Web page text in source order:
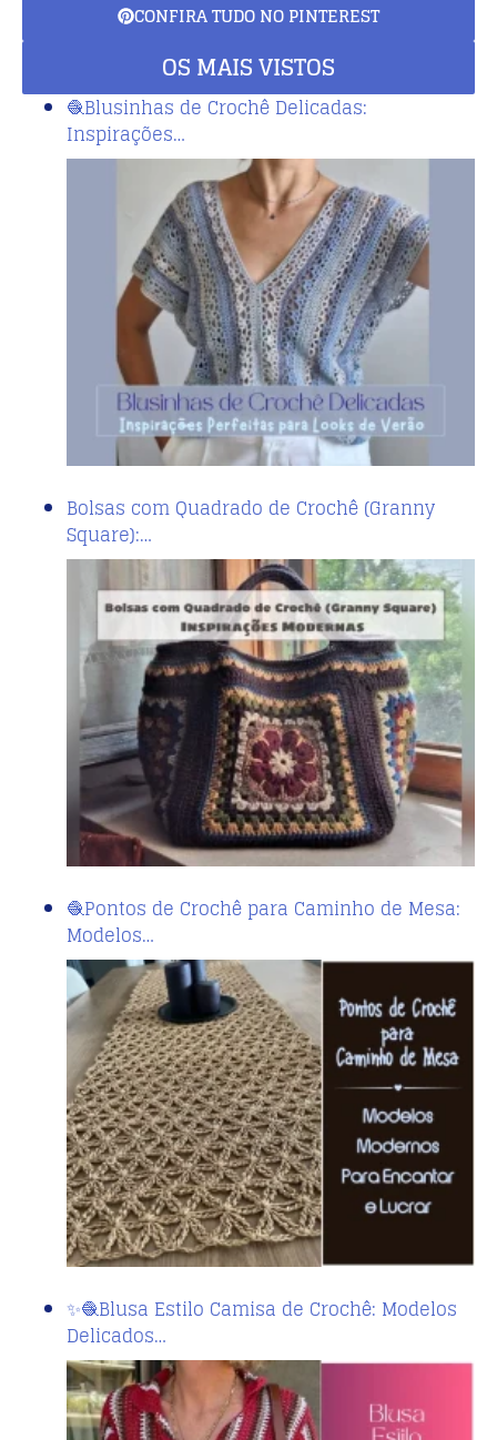
CONFIRA TUDO NO PINTEREST
OS MAIS VISTOS
🧶Blusinhas de Crochê Delicadas:
Inspirações…
Bolsas com Quadrado de Crochê (Granny
Square):…
🧶Pontos de Crochê para Caminho de Mesa:
Modelos…
✨🧶Blusa Estilo Camisa de Crochê: Modelos
Delicados…